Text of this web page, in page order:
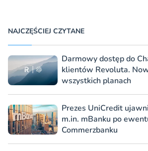
NAJCZĘŚCIEJ CZYTANE
Darmowy dostęp do
klientów Revoluta.
wszystkich planach
Prezes UniCredit
m.in. mBanku po
Commerzbanku